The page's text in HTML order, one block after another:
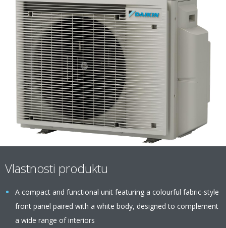
Vlastnosti produktu
A compact and functional unit featuring a colourful fabric-style
front panel paired with a white body, designed to complement
a wide range of interiors